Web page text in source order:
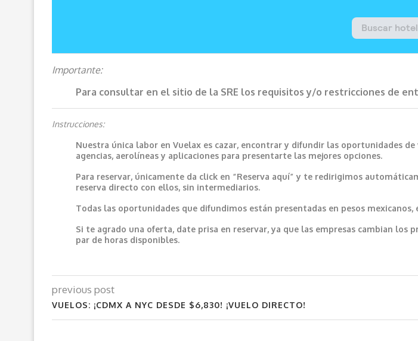
Importante:
Para consultar en el sitio de la SRE los requisitos y/o restricciones de
Instrucciones:
Nuestra única labor en Vuelax es cazar, encontrar y difundir las oportunidades
agencias, aerolíneas y aplicaciones para presentarte las mejores opciones.
Para reservar, únicamente da click en “Reserva aquí” y te redirigimos
reserva directo con ellos, sin intermediarios.
Todas las oportunidades que difundimos están presentadas en pesos
Si te agrado una oferta, date prisa en reservar, ya que las empresas cambian
par de horas disponibles.
previous post
VUELOS: ¡CDMX A NYC DESDE $6,830! ¡VUELO DIRECTO!